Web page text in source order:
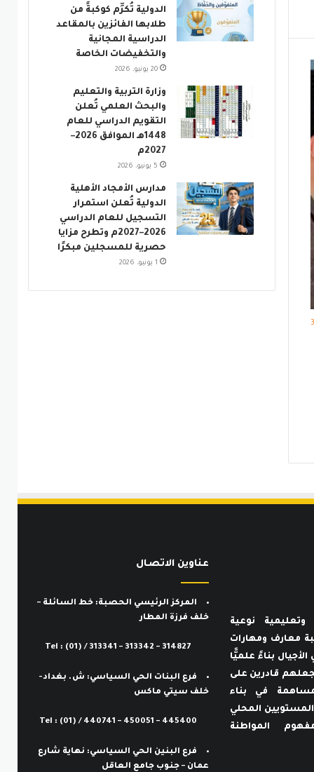
الدولية تُكرِّم كوكبةً من
طلابها الفائزين بالمقاعد
الدراسية المجانية
والتخفيضات الخاصة
20 يونيو، 2026
وزارة التربية والتعليم
والبحث العلمي تُعلن
التقويم الدراسي للعام
1448هـ الموافق 2026–
2027م
5 يونيو، 2026
مدارس الأمجاد الأهلية
الدولية تُعلن استمرار
التسجيل للعام الدراسي
2026–2027م وتطرح مزايا
حصرية للمسجلين مبكرًا
1 يونيو، 2026
نوعية
معارف ومهارات
بناءً علميًّا
يجعلهم قادرين على
في بناء
المحلي
المواطنة
عناوين الاتصـال
المركز الرئيسي الحصبة: خط السائلة –
خلف فرزة المطار
Tel : (01) / 313341 – 313342 – 314827
فرع البنات الحي السياسي: ش. بغداد-
خلف سيتي ماكس
Tel : (01) / 440741 – 450051 – 445400
فرع البنين الحي السياسي: نهاية شارع
عمان – جنوب جامع العاقل